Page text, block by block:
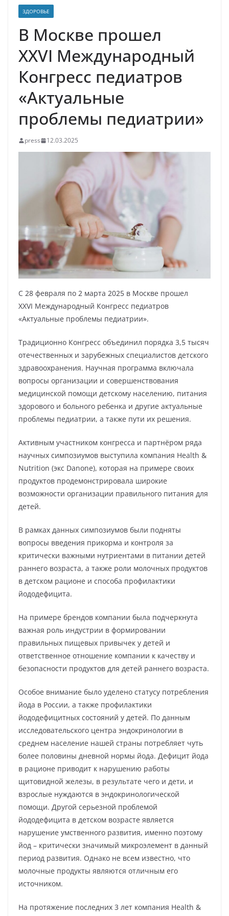
ЗДОРОВЬЕ
В Москве прошел
ХХVI Международный
Конгресс педиатров
«Актуальные
проблемы педиатрии»
press 12.03.2025
С 28 февраля по 2 марта 2025 в Москве прошел
ХХVI Международный Конгресс педиатров
«Актуальные проблемы педиатрии».
Традиционно Конгресс объединил порядка 3,5 тысяч
отечественных и зарубежных специалистов детского
здравоохранения. Научная программа включала
вопросы организации и совершенствования
медицинской помощи детскому населению, питания
здорового и больного ребенка и другие актуальные
проблемы педиатрии, а также пути их решения.
Активным участником конгресса и партнёром ряда
научных симпозиумов выступила компания Health &
Nutrition (экс Danone), которая на примере своих
продуктов продемонстрировала широкие
возможности организации правильного питания для
детей.
В рамках данных симпозиумов были подняты
вопросы введения прикорма и контроля за
критически важными нутриентами в питании детей
раннего возраста, а также роли молочных продуктов
в детском рационе и способа профилактики
йододефицита.
На примере брендов компании была подчеркнута
важная роль индустрии в формировании
правильных пищевых привычек у детей и
ответственное отношение компании к качеству и
безопасности продуктов для детей раннего возраста.
Особое внимание было уделено статусу потребления
йода в России, а также профилактики
йододефицитных состояний у детей. По данным
исследовательского центра эндокринологии в
среднем население нашей страны потребляет чуть
более половины дневной нормы йода. Дефицит йода
в рационе приводит к нарушению работы
щитовидной железы, в результате чего и дети, и
взрослые нуждаются в эндокринологической
помощи. Другой серьезной проблемой
йододефицита в детском возрасте является
нарушение умственного развития, именно поэтому
йод – критически значимый микроэлемент в данный
период развития. Однако не всем известно, что
молочные продукты являются отличным его
источником.
На протяжение последних 3 лет компания Health &